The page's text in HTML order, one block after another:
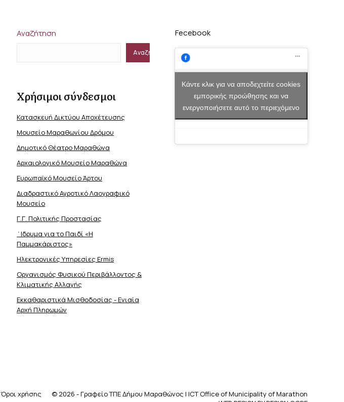
Αναζήτηση
Αναζήτηση
Χρήσιμοι σύνδεσμοι
Κατασκευή Δικτύου Αποχέτευσης
Μουσείο Μαραθωνίου Δρόμου
Δημοτικό Θέατρο Μαραθώνα
Αρχαιολογικό Μουσείο Μαραθώνα
Ευρωπαϊκό Μουσείο Άρτου
Διαδραστικό Αγροτικό Λαογραφικό
Μουσείο
Γ.Γ. Πολιτικής Προστασίας
΄Ιδρυμα για το Παιδί «Η
Παμμακάριστος»
Ηλεκτρονικές Υπηρεσίες Ermis
Οργανισμός Φυσικού Περιβάλλοντος &
Κλιματικής Aλλαγής
Εκκαθαριστικά Μισθοδοσίας - Ενιαία
Αρχή Πληρωμών
Fecebook
Κάντε κλικ για να αποδεχτείτε cookies
εμπορικής προώθησης και να
ενεργοποιήσετε αυτό το περιεχόμενο
Όροι χρήσης
© 2026 - Γραφείο ΤΠΕ Δήμου Μαραθώνος | ICT Office of Municipality of Marathon